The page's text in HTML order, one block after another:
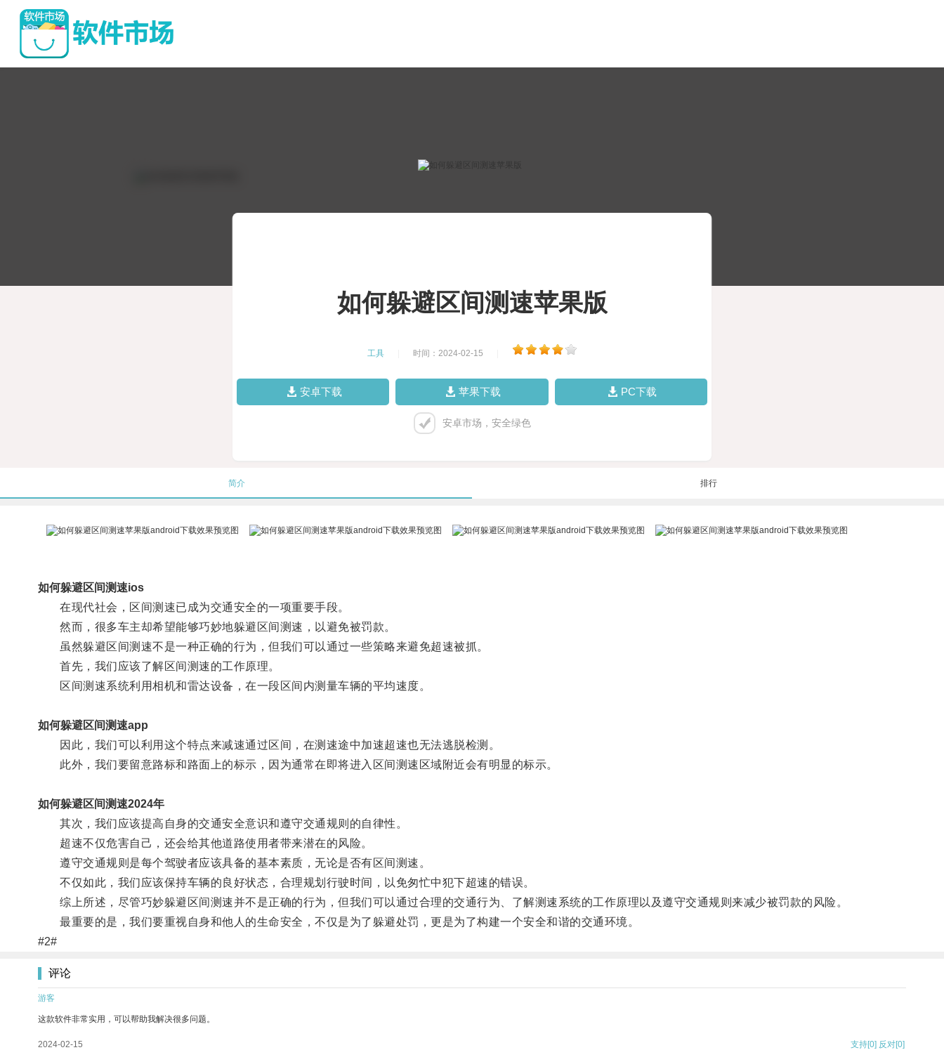
如何躲避区间测速苹果版
工具 时间：2024-02-15
安卓下载 苹果下载 PC下载
安卓市场，安全绿色
简介 排行
如何躲避区间测速ios
在现代社会，区间测速已成为交通安全的一项重要手段。
然而，很多车主却希望能够巧妙地躲避区间测速，以避免被罚款。
虽然躲避区间测速不是一种正确的行为，但我们可以通过一些策略来避免超速被抓。
首先，我们应该了解区间测速的工作原理。
区间测速系统利用相机和雷达设备，在一段区间内测量车辆的平均速度。
如何躲避区间测速app
因此，我们可以利用这个特点来减速通过区间，在测速途中加速超速也无法逃脱检测。
此外，我们要留意路标和路面上的标示，因为通常在即将进入区间测速区域附近会有明显的标示。
如何躲避区间测速2024年
其次，我们应该提高自身的交通安全意识和遵守交通规则的自律性。
超速不仅危害自己，还会给其他道路使用者带来潜在的风险。
遵守交通规则是每个驾驶者应该具备的基本素质，无论是否有区间测速。
不仅如此，我们应该保持车辆的良好状态，合理规划行驶时间，以免匆忙中犯下超速的错误。
综上所述，尽管巧妙躲避区间测速并不是正确的行为，但我们可以通过合理的交通行为、了解测速系统的工作原理以及遵守交通规则来减少被罚款的风险。
最重要的是，我们要重视自身和他人的生命安全，不仅是为了躲避处罚，更是为了构建一个安全和谐的交通环境。
#2#
评论
游客
这款软件非常实用，可以帮助我解决很多问题。
2024-02-15 支持[0] 反对[0]